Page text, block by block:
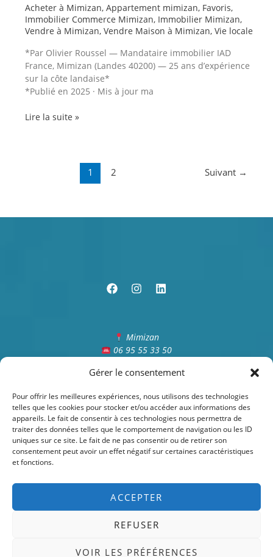
Gérer le consentement
Pour offrir les meilleures expériences, nous utilisons des technologies
telles que les cookies pour stocker et/ou accéder aux informations des
appareils. Le fait de consentir à ces technologies nous permettra de
traiter des données telles que le comportement de navigation ou les ID
uniques sur ce site. Le fait de ne pas consentir ou de retirer son
consentement peut avoir un effet négatif sur certaines caractéristiques
et fonctions.
ACCEPTER
REFUSER
VOIR LES PRÉFÉRENCES
Acheter à Mimizan, Appartement mimizan, Favoris,
Immobilier Commerce Mimizan, Immobilier Mimizan,
Vendre à Mimizan, Vendre Maison à Mimizan, Vie locale
*Par Olivier Roussel — Mandataire immobilier IAD
France, Mimizan (Landes 40200) — 25 ans d’expérience
sur la côte landaise*
*Publié en 2025 · Mis à jour ma
Marché
de
Lire la suite »
1 2 Suivant →
Mimizan
06 95 55 33 50
Du lundi au samedi – 9h/19h
Mentions légales
Copyright © 2026 Immobilier à Mimizan | Powered by